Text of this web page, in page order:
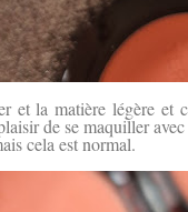
et la matière légère et
de se maquiller
cela est normal.